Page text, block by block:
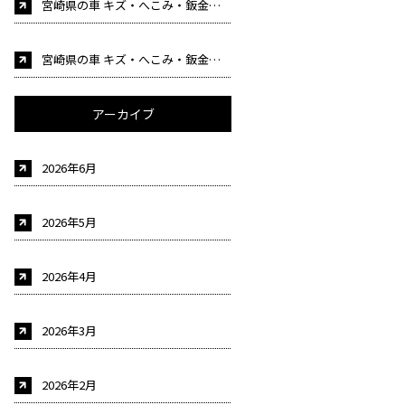
宮崎県の車 キズ・へこみ・鈑金塗装・事故修理 車検 自動車販売はカーケア後藤にお任せください！（自動車整備士募集中！)
宮崎県の車 キズ・へこみ・鈑金塗装・事故修理 車検 自動車販売はカーケア後藤にお任せください！（自動車整備士募集中！)
アーカイブ
2026年6月
2026年5月
2026年4月
2026年3月
2026年2月